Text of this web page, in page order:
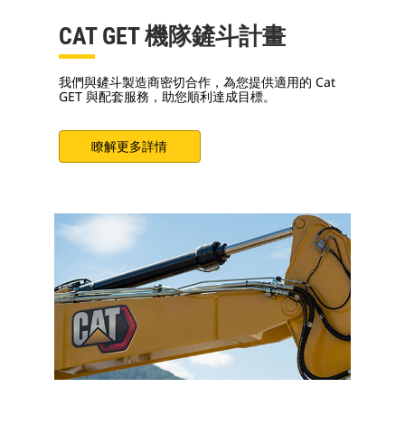
CAT GET 機隊鏟斗計畫
我們與鏟斗製造商密切合作，為您提供適用的 Cat
GET 與配套服務，助您順利達成目標。
瞭解更多詳情